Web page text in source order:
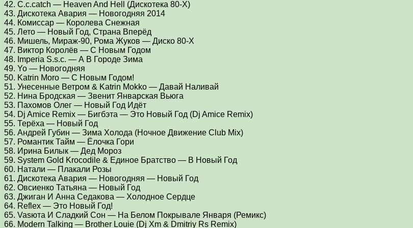
42. C.c.catch — Heaven And Hell (Дискотека 80-Х)
43. Дискотека Авария — Новогодняя 2014
44. Комиссар — Королева Снежная
45. Лето — Новый Год, Страна Вперёд
46. Мишель, Мираж-90, Рома Жуков — Диско 80-Х
47. Виктор Королёв — С Новым Годом
48. Imperia S.s.c. — А В Городе Зима
49. Yo — Новогодняя
50. Katrin Moro — С Новым Годом!
51. Унесенные Ветром & Katrin Mokko — Давай Наливай
52. Нина Бродская — Звенит Январская Вьюга
53. Пахомов Олег — Новый Год Идёт
54. Dj Amice Remix — Бигбэта — Это Новый Год (Dj Amice Remix)
55. Терёха — Новый Год
56. Андрей Губин — Зима Холода (Ночное Движение Club Mix)
57. Романтик Тайм — Ёлочка Гори
58. Ирина Билык — Дед Мороз
59. System Gold Krocodile & Единое Братство — В Новый Год
60. Натали — Плакали Розы
61. Дискотека Авария — Новогодняя — Новый Год
62. Овсиенко Татьяна — Новый Год
63. Джиган И Анна Седакова — Холодное Сердце
64. Reflex — Это Новый Год!
65. Vasюта И Сладкий Сон — На Белом Покрывале Января (Ремикс)
66. Modern Talking — Brother Louie (Dj Xm & Dmitriy Rs Remix)